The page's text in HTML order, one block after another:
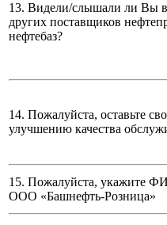
13. Видели/слышали ли Вы в
других поставщиков
нефтебаз?
14. Пожалуйста, оставьте
улучшению качества
15. Пожалуйста, укажите
ООО «Башнефть-Розница»